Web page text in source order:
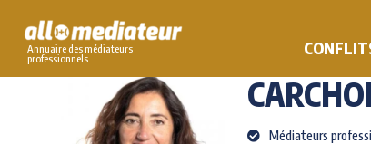
contentAnnuaire des médiateurs
professionnels
AlloMediateur>Les médiateurs professionnels
Médiateurs